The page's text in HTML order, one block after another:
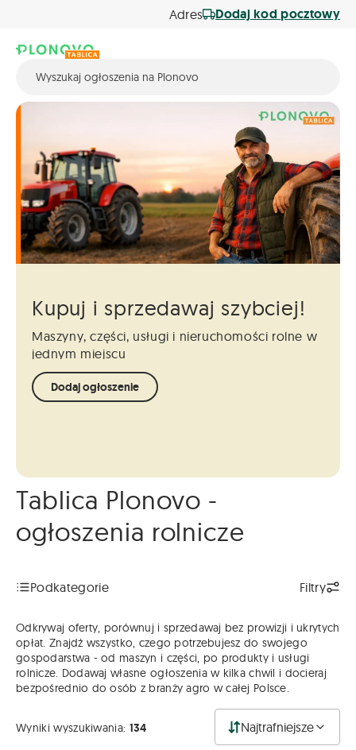
Adres Dodaj kod pocztowy
Kupuj i sprzedawaj szybciej!
Maszyny, części, usługi i nieruchomości rolne w
jednym miejscu
Dodaj ogłoszenie
Tablica Plonovo -
ogłoszenia rolnicze
Podkategorie Filtry
Odkrywaj oferty, porównuj i sprzedawaj bez prowizji i ukrytych
opłat. Znajdź wszystko, czego potrzebujesz do swojego
gospodarstwa - od maszyn i części, po produkty i usługi
rolnicze. Dodawaj własne ogłoszenia w kilka chwil i docieraj
bezpośrednio do osób z branży agro w całej Polsce.
Wyniki wyszukiwania: 134 Najtrafniejsze